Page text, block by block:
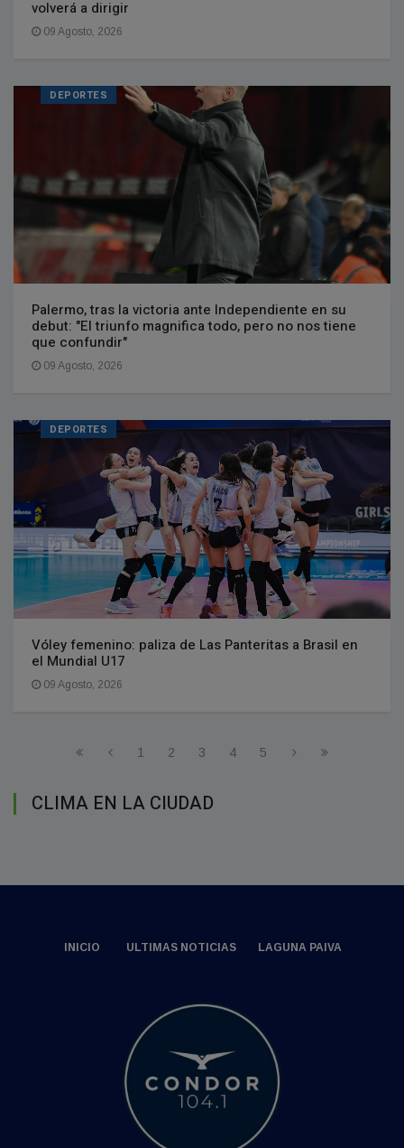
volverá a dirigir
09 Agosto, 2026
DEPORTES
Palermo, tras la victoria ante Independiente en su
debut: "El triunfo magnifica todo, pero no nos tiene
que confundir"
09 Agosto, 2026
DEPORTES
Vóley femenino: paliza de Las Panteritas a Brasil en
el Mundial U17
09 Agosto, 2026
1 2 3 4 5
CLIMA EN LA CIUDAD
INICIO ULTIMAS NOTICIAS LAGUNA PAIVA